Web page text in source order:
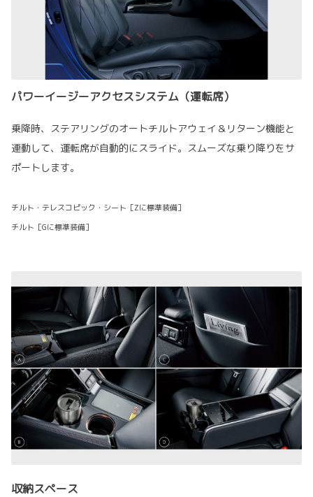
パワーイージーアクセスシステム（運転席）
乗降時、ステアリングのオートチルトアウェイ＆リターン機能と
連動して、運転席が自動的にスライド。スムーズな乗り降りをサ
ポートします。
チルト・テレスコピック・シート［Zに標準装備］
チルト［Gに標準装備］
収納スペース